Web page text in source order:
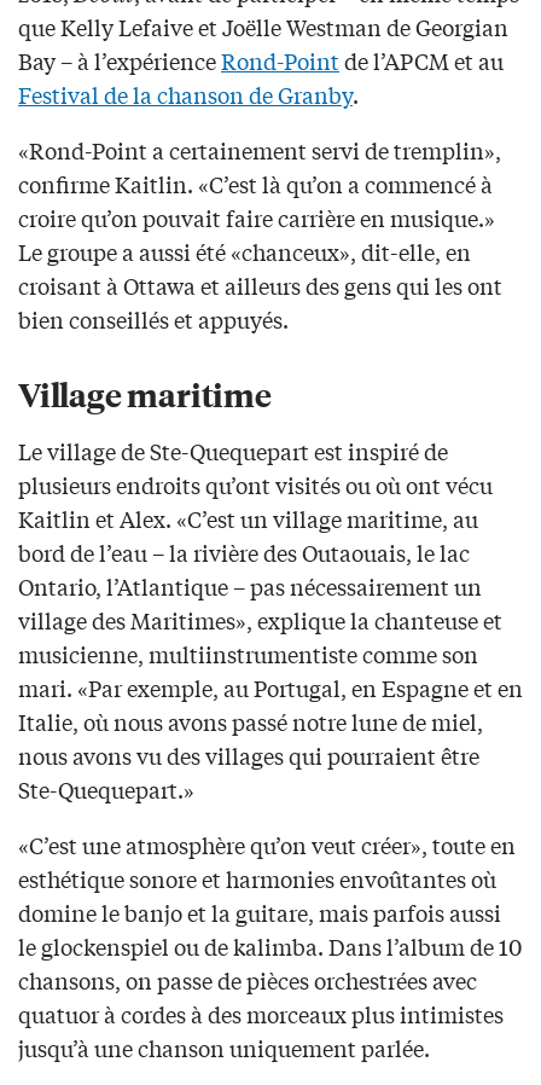
que Kelly Lefaive et Joëlle Westman de Georgian
Bay – à l’expérienceRond-Pointde l’APCM et au
Festival de la chanson de Granby.
«Rond-Point a certainement servi de tremplin»,
confirme Kaitlin. «C’est là qu’on a commencé à
croire qu’on pouvait faire carrière en musique.»
Le groupe a aussi été «chanceux», dit-elle, en
croisant à Ottawa et ailleurs des gens qui les ont
bien conseillés et appuyés.
Village maritime
Le village de Ste-Quequepart est inspiré de
plusieurs endroits qu’ont visités ou où ont vécu
Kaitlin et Alex. «C’est un village maritime, au
bord de l’eau – la rivière des Outaouais, le lac
Ontario, l’Atlantique – pas nécessairement un
village des Maritimes», explique la chanteuse et
musicienne, multiinstrumentiste comme son
mari. «Par exemple, au Portugal, en Espagne et en
Italie, où nous avons passé notre lune de miel,
nous avons vu des villages qui pourraient être
Ste-Quequepart.»
«C’est une atmosphère qu’on veut créer», toute en
esthétique sonore et harmonies envoûtantes où
domine le banjo et la guitare, mais parfois aussi
le glockenspiel ou de kalimba. Dans l’album de 10
chansons, on passe de pièces orchestrées avec
quatuor à cordes à des morceaux plus intimistes
jusqu’à une chanson uniquement parlée.